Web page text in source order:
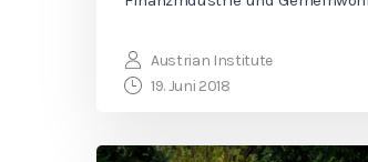
Austrian Institute
19. Juni 2018